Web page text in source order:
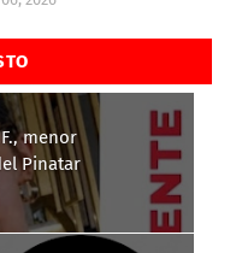
menor
Pinatar